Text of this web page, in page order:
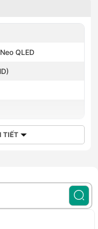
QLED
TIẾT